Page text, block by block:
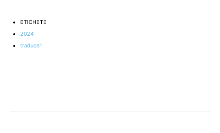
ETICHETE
2024
traduceri